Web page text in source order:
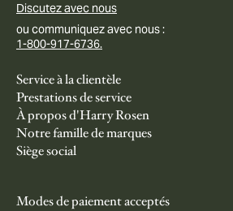
Discutez avec nous
ou communiquez avec nous :
1-800-917-6736.
Service à la clientèle
Prestations de service
À propos d'Harry Rosen
Notre famille de marques
Siège social
Modes de paiement acceptés